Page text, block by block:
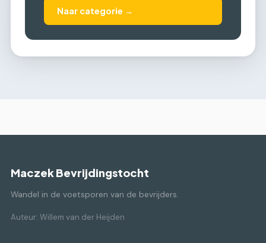
Naar categorie →
Maczek Bevrijdingstocht
Wandel in de voetsporen van de bevrijders.
Auteur: Willem van der Heijden